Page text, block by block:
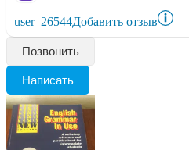
user_26544Добавить отзыв
Позвонить
Написать